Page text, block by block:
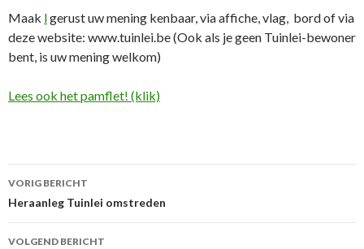
Maak lgerust uw mening kenbaar, via affiche, vlag, bord of via
deze website: www.tuinlei.be (Ook als je geen Tuinlei-bewoner
bent, is uw mening welkom)
Lees ook het pamflet! (klik)
Berichtnavigatie
VORIG BERICHT
Heraanleg Tuinlei omstreden
VOLGEND BERICHT